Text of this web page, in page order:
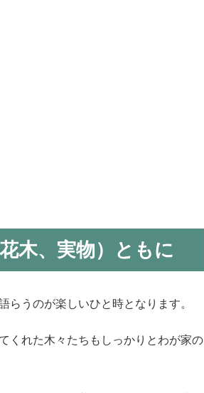
木、実物）ともに
うのが楽しいひと時となります。
くれた木々たちもしっかりとわが家の